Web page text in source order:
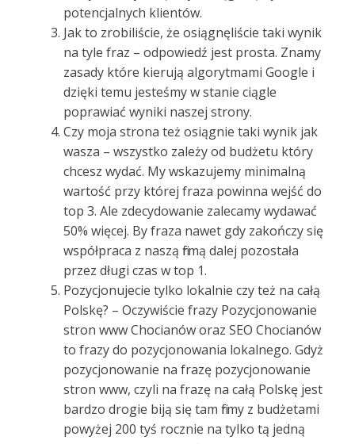
potencjalnych klientów.
Jak to zrobiliście, że osiągnęliście taki wynik
na tyle fraz – odpowiedź jest prosta. Znamy
zasady które kierują algorytmami Google i
dzięki temu jesteśmy w stanie ciągle
poprawiać wyniki naszej strony.
Czy moja strona też osiągnie taki wynik jak
wasza – wszystko zależy od budżetu który
chcesz wydać. My wskazujemy minimalną
wartość przy której fraza powinna wejść do
top 3. Ale zdecydowanie zalecamy wydawać
50% więcej. By fraza nawet gdy zakończy się
współpraca z naszą firmą dalej pozostała
przez długi czas w top 1.
Pozycjonujecie tylko lokalnie czy też na całą
Polskę? – Oczywiście frazy Pozycjonowanie
stron www Chocianów oraz SEO Chocianów
to frazy do pozycjonowania lokalnego. Gdyż
pozycjonowanie na frazę pozycjonowanie
stron www, czyli na frazę na całą Polskę jest
bardzo drogie biją się tam firmy z budżetami
powyżej 200 tyś rocznie na tylko tą jedną